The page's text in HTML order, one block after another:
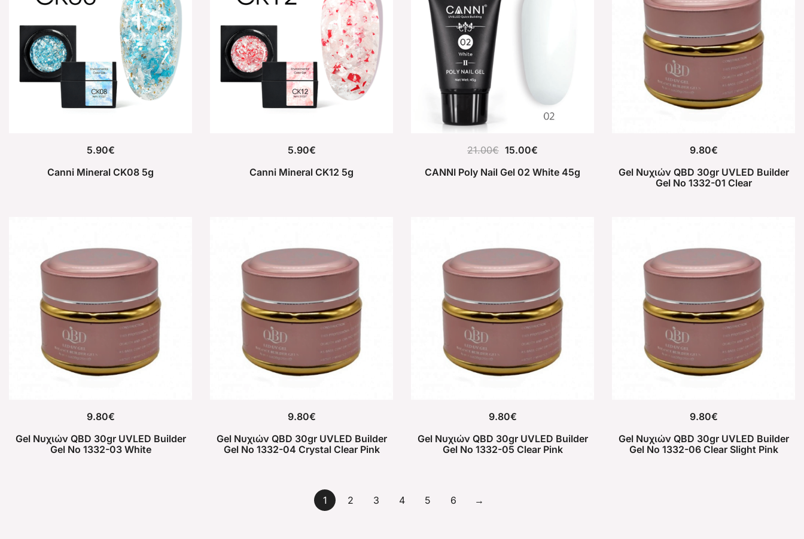
5.90€
Canni Mineral CK08 5g
5.90€
Canni Mineral CK12 5g
21.00€ 15.00€
CANNI Poly Nail Gel 02 White 45g
9.80€
Gel Νυχιών QBD 30gr UVLED Builder
Gel No 1332-01 Clear
9.80€
Gel Νυχιών QBD 30gr UVLED Builder
Gel No 1332-03 White
9.80€
Gel Νυχιών QBD 30gr UVLED Builder
Gel No 1332-04 Crystal Clear Pink
9.80€
Gel Νυχιών QBD 30gr UVLED Builder
Gel No 1332-05 Clear Pink
9.80€
Gel Νυχιών QBD 30gr UVLED Builder
Gel No 1332-06 Clear Slight Pink
1 2 3 4 5 6 →